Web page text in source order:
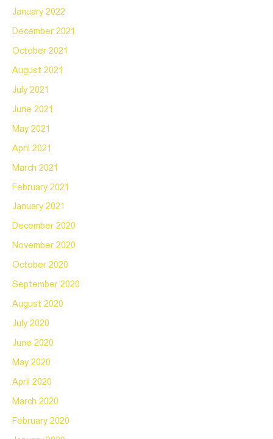
January 2022
December 2021
October 2021
August 2021
July 2021
June 2021
May 2021
April 2021
March 2021
February 2021
January 2021
December 2020
November 2020
October 2020
September 2020
August 2020
July 2020
June 2020
May 2020
April 2020
March 2020
February 2020